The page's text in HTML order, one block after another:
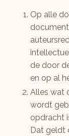
Op alle
de door
en op al
Alles wat
wordt
opdracht
Dat geldt